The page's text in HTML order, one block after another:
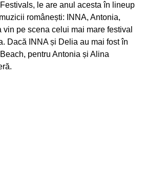
le are anul acesta în lineup
românești: INNA, Antonia,
pe scena celui mai mare festival
Dacă INNA și Delia au mai fost în
pentru Antonia și Alina